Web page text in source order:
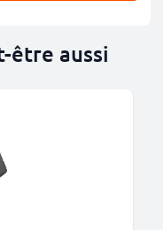
être aussi